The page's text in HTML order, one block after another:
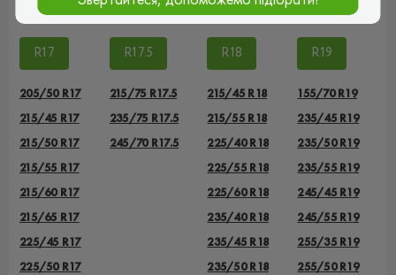
265/70 R16
R17
205/50 R17
215/45 R17
215/50 R17
215/55 R17
215/60 R17
215/65 R17
225/45 R17
225/50 R17
R17.5
215/75 R17.5
235/75 R17.5
245/70 R17.5
R18
215/45 R18
215/55 R18
225/40 R18
225/55 R18
225/60 R18
235/40 R18
235/45 R18
235/50 R18
R19
155/70 R19
235/45 R19
235/50 R19
235/55 R19
245/45 R19
245/55 R19
255/35 R19
255/50 R19